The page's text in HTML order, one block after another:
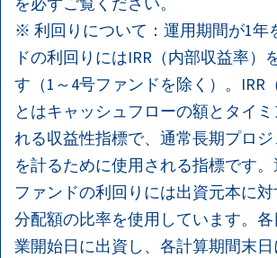
※ 利回りについて：運用期間が1年
ドの利回りにはIRR（内部収益率）
す（1～4号ファンドを除く）。IRR
とはキャッシュフローの額とタイ
れる収益性指標で、通常長期プロ
を計るために使用される指標です
ファンドの利回りには出資元本に
分配額の比率を使用しています。
業開始日に出資し、各計算期間末